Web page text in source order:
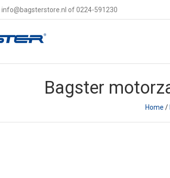
info@bagsterstore.nl of 0224-591230
Bagster
Home /